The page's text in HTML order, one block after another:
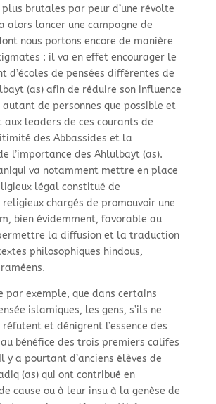
brutales par peur d’une révolte
alors lancer une campagne de
nous portons encore de manière
: il va en effet encourager le
d’écoles de pensées différentes de
(as) afin de réduire son influence
de personnes que possible et
aux leaders de ces courants de
des Abbassides et la
l’importance des Ahlulbayt (as).
va notamment mettre en place
légal constitué de
chargés de promouvoir une
bien évidemment, favorable au
la diffusion et la traduction
philosophiques hindous,
par exemple, que dans certains
islamiques, les gens, s’ils ne
réfutent et dénigrent l’essence des
bénéfice des trois premiers califes
y a pourtant d’anciens élèves de
(as) qui ont contribué en
cause ou à leur insu à la genèse de